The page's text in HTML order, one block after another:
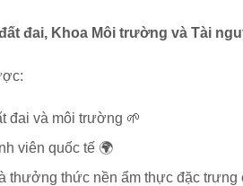
đai, Khoa Môi trường và Tài
đai và môi trường 🌱
viên quốc tế 🌍
thưởng thức nền ẩm thực đặc trưng